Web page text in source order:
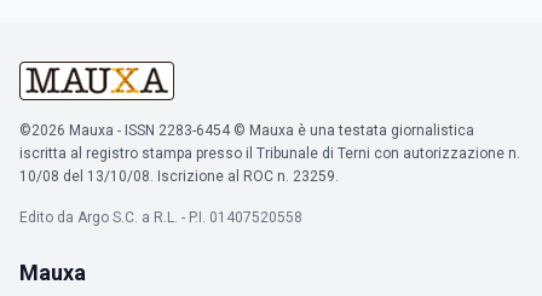
©2026 Mauxa - ISSN 2283-6454 © Mauxa è una testata giornalistica
iscritta al registro stampa presso il Tribunale di Terni con autorizzazione n.
10/08 del 13/10/08. Iscrizione al ROC n. 23259.
Edito da Argo S.C. a R.L. - P.I. 01407520558
Mauxa